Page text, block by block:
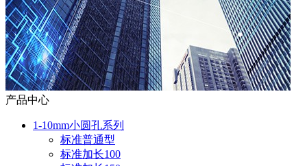
产品中心
1-10mm小圆孔系列
标准普通型
标准加长100